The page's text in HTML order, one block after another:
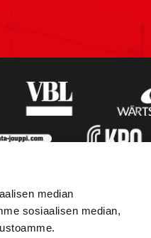
median
sosiaalisen median,